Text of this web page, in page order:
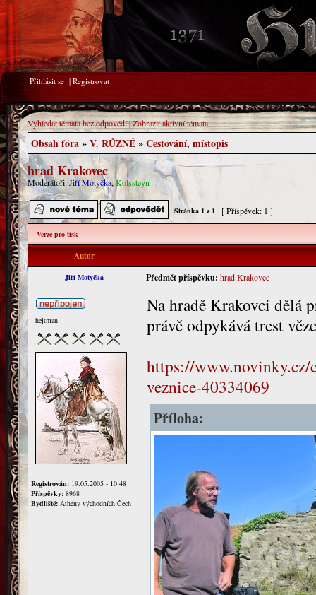
Přihlásit se | Registrovat
Vyhledat témata bez odpovědí|Zobrazit aktivní témata
Obsah fóra»V. RŮZNÉ»Cestování, místopis
hrad Krakovec
Moderátoři:Jiří Motyčka,Kolssteyn
Stránka 1 z 1 [ Příspěvek: 1 ]
Verze pro tisk
Autor
Jiří Motyčka Předmět příspěvku: hrad Krakovec
hejtman
Registrován: 19.05.2005 - 10:48
Příspěvky: 8968
Bydliště: Athény východních Čech
Na hradě Krakovci dělá
právě odpykává trest
https://www.novinky.cz/
veznice-40334069
Příloha: